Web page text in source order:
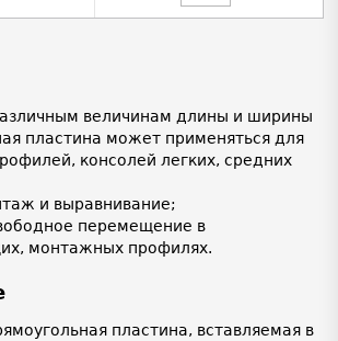
величинам длины и ширины
пластина может применяться для
консолей легких, средних
и выравнивание;
перемещение в
монтажных профилях.
пластина, вставляемая в